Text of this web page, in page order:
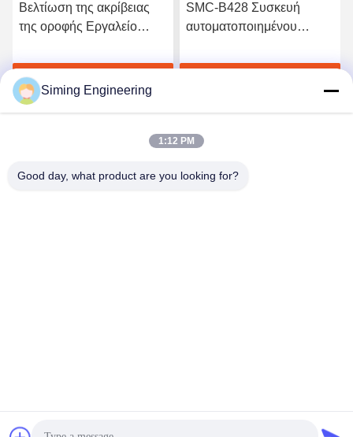
Βελτίωση της ακρίβειας
της οροφής Εργαλείο
Πάρτε την καλύτερη τιμή
SMC-B428 Συσκευή
αυτοματοποιημένου
τη μηχανή άλεσης Wirtgen
Siming Engineering
1:12 PM
Good day, what product are you looking for?